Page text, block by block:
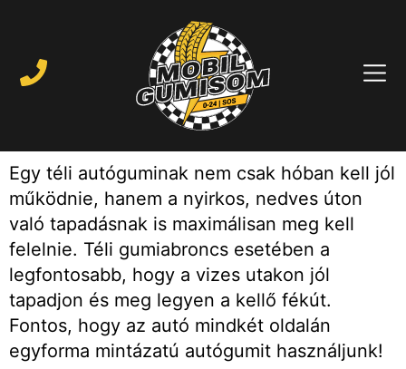
Egy téli autóguminak nem csak hóban kell jól
működnie, hanem a nyirkos, nedves úton
való tapadásnak is maximálisan meg kell
felelnie. Téli gumiabroncs esetében a
legfontosabb, hogy a vizes utakon jól
tapadjon és meg legyen a kellő fékút.
Fontos, hogy az autó mindkét oldalán
egyforma mintázatú autógumit használjunk!